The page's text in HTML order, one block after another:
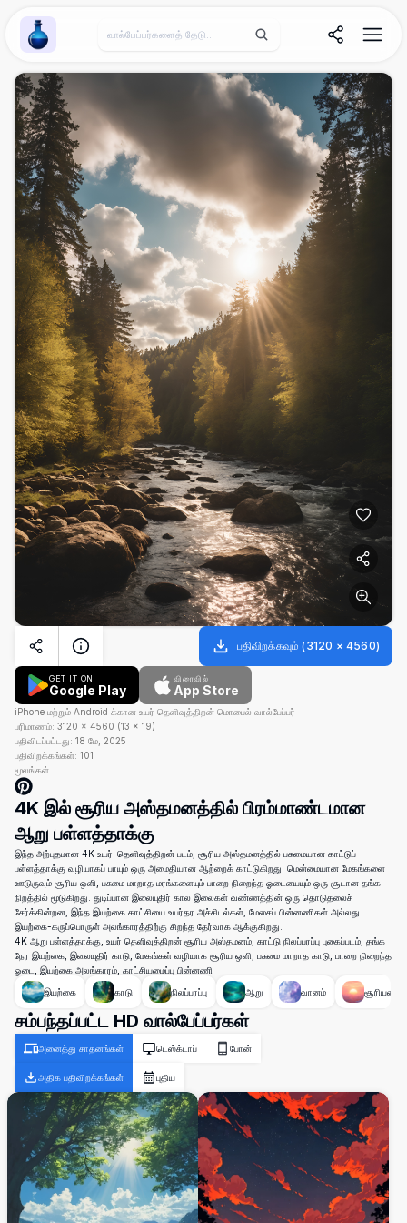
Wallpaper Alchemy
பதிவிறக்கவும் (3120 × 4560)
GET IT ON
Google Play
விரைவில்
App Store
iPhone மற்றும் Android க்கான உயர் தெளிவுத்திறன் மொபைல் வால்பேப்பர்
பரிமாணம்: 3120 × 4560 (13 × 19)
பதிவிடப்பட்டது: 18 மே, 2025
பதிவிறக்கங்கள்: 101
மூலங்கள்
4K இல் சூரிய அஸ்தமனத்தில் பிரம்மாண்டமான
ஆறு பள்ளத்தாக்கு
இந்த அற்புதமான 4K உயர்-தெளிவுத்திறன் படம், சூரிய அஸ்தமனத்தில் பசுமையான காட்டுப்
பள்ளத்தாக்கு வழியாகப் பாயும் ஒரு அமைதியான ஆற்றைக் காட்டுகிறது. மென்மையான மேகங்களை
ஊடுருவும் சூரிய ஒளி, பசுமை மாறாத மரங்களையும் பாறை நிறைந்த ஓடையையும் ஒரு சூடான தங்க
நிறத்தில் மூடுகிறது. துடிப்பான இலையுதிர் கால இலைகள் வண்ணத்தின் ஒரு தொடுதலைச்
சேர்க்கின்றன, இந்த இயற்கை காட்சியை உயர்தர அச்சிடல்கள், மேசைப் பின்னணிகள் அல்லது
இயற்கை-கருப்பொருள் அலங்காரத்திற்கு சிறந்த தேர்வாக ஆக்குகிறது.
4K ஆறு பள்ளத்தாக்கு, உயர் தெளிவுத்திறன் சூரிய அஸ்தமனம், காட்டு நிலப்பரப்பு புகைப்படம், தங்க
நேர இயற்கை, இலையுதிர் காடு, மேகங்கள் வழியாக சூரிய ஒளி, பசுமை மாறாத காடு, பாறை நிறைந்த
ஓடை, இயற்கை அலங்காரம், காட்சியமைப்பு பின்னணி
இயற்கை
காடு நிலப்பரப்பு ஆறு வானம் சூரியன்
சம்பந்தப்பட்ட HD வால்பேப்பர்கள்
அனைத்து சாதனங்கள் டெஸ்க்டாப் போன்
அதிக பதிவிறக்கங்கள் புதிய